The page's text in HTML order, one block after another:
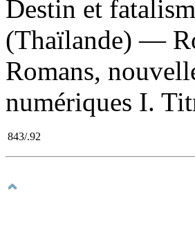
Destin et
(Thaïlande) —
Romans,
numériques I.
843/.92